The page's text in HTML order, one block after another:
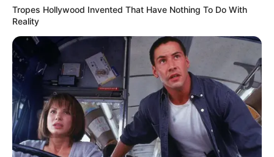
Tropes Hollywood Invented That Have Nothing To Do With
Reality